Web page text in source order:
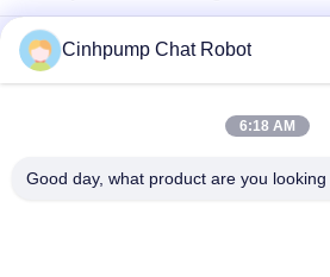
Pompa Udara Membran 30kpa 15L / M
DiffuserCinhpump Chat Robot
6:18 AM
Good day, what product are you